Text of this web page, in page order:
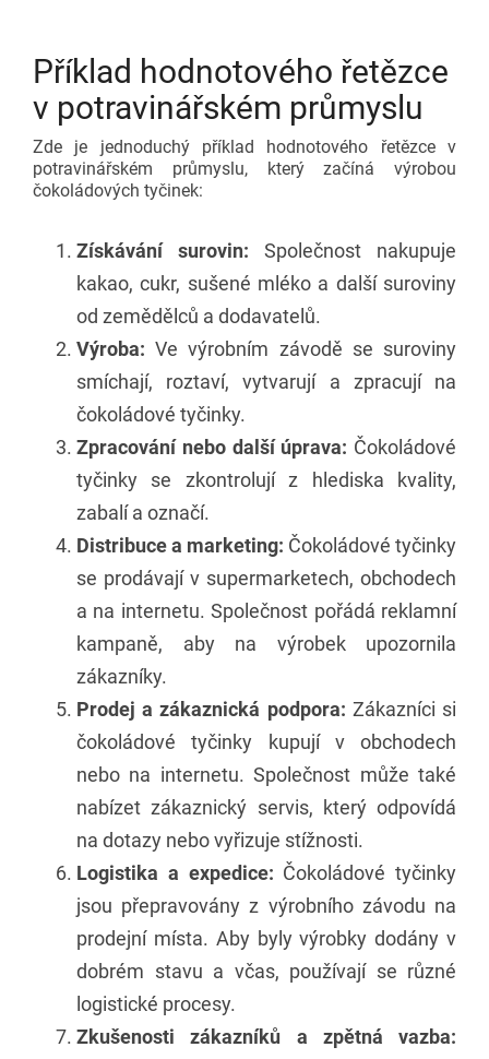
Příklad hodnotového řetězce
v potravinářském průmyslu
Zde je jednoduchý příklad hodnotového řetězce v
potravinářském průmyslu, který začíná výrobou
čokoládových tyčinek:
Získávání surovin: Společnost nakupuje
kakao, cukr, sušené mléko a další suroviny
od zemědělců a dodavatelů.
Výroba: Ve výrobním závodě se suroviny
smíchají, roztaví, vytvarují a zpracují na
čokoládové tyčinky.
Zpracování nebo další úprava: Čokoládové
tyčinky se zkontrolují z hlediska kvality,
zabalí a označí.
Distribuce a marketing: Čokoládové tyčinky
se prodávají v supermarketech, obchodech
a na internetu. Společnost pořádá reklamní
kampaně, aby na výrobek upozornila
zákazníky.
Prodej a zákaznická podpora: Zákazníci si
čokoládové tyčinky kupují v obchodech
nebo na internetu. Společnost může také
nabízet zákaznický servis, který odpovídá
na dotazy nebo vyřizuje stížnosti.
Logistika a expedice: Čokoládové tyčinky
jsou přepravovány z výrobního závodu na
prodejní místa. Aby byly výrobky dodány v
dobrém stavu a včas, používají se různé
logistické procesy.
Zkušenosti zákazníků a zpětná vazba: